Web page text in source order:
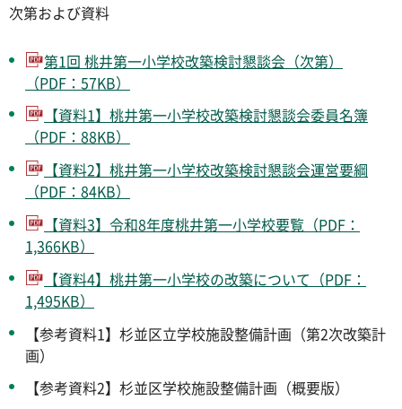
次第および資料
第1回 桃井第一小学校改築検討懇談会（次第）
（PDF：57KB）
【資料1】桃井第一小学校改築検討懇談会委員名簿
（PDF：88KB）
【資料2】桃井第一小学校改築検討懇談会運営要綱
（PDF：84KB）
【資料3】令和8年度桃井第一小学校要覧（PDF：
1,366KB）
【資料4】桃井第一小学校の改築について（PDF：
1,495KB）
【参考資料1】杉並区立学校施設整備計画（第2次改築計
画）
【参考資料2】杉並区学校施設整備計画（概要版）